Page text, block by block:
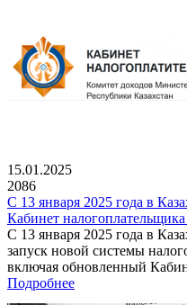
15.01.2025
2086
С 13 января 2025 года в
Кабинет
С 13 января 2025 года в
запуск новой системы
включая обновленный
Подробнее